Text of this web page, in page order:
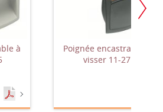
à
Poignée encastrable à
visser 11-27